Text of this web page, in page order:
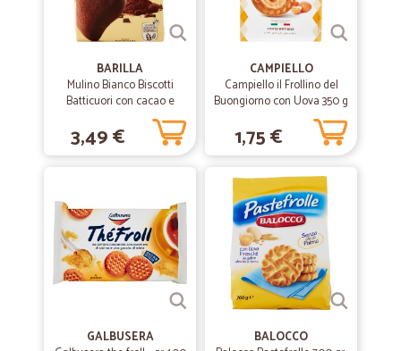
BARILLA
Mulino Bianco Biscotti
Batticuori con cacao e
cioccolato 350 gr.
3,49 €
CAMPIELLO
Campiello il Frollino del
Buongiorno con Uova 350 g
1,75 €
GALBUSERA
BALOCCO